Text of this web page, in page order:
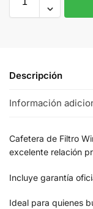
Descripción
Información
Cafetera de Filtro
excelente relación
Incluye garantía
Ideal para quienes